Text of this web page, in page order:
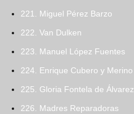
221. Miguel Pérez Barzo
222. Van Dulken
223. Manuel López Fuentes
224. Enrique Cubero y Merino
225. Gloria Fontela de Álvarez
226. Madres Reparadoras